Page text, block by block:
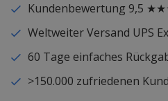
Kundenbewertung 9,5
Weltweiter Versand UPS
60 Tage einfaches
>150.000 zufriedenen